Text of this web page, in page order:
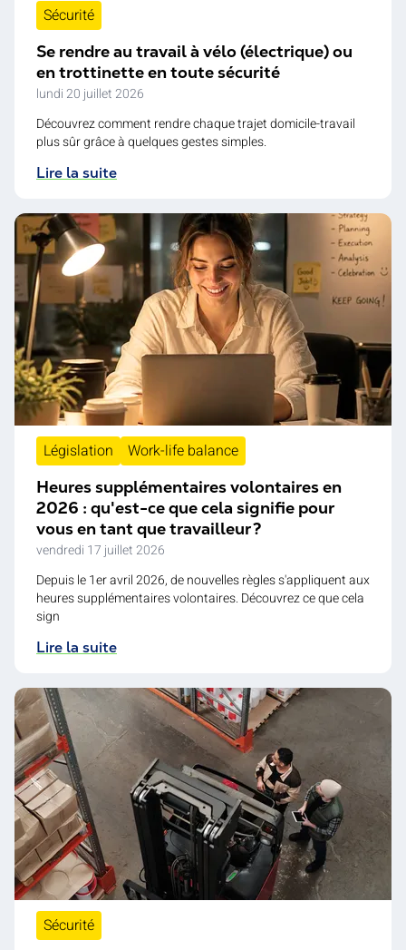
Sécurité
Se rendre au travail à vélo (électrique) ou
en trottinette en toute sécurité
lundi 20 juillet 2026
Découvrez comment rendre chaque trajet domicile-travail
plus sûr grâce à quelques gestes simples.
Lire la suite
Législation Work-life balance
Heures supplémentaires volontaires en
2026 : qu'est-ce que cela signifie pour
vous en tant que travailleur ?
vendredi 17 juillet 2026
Depuis le 1er avril 2026, de nouvelles règles s'appliquent aux
heures supplémentaires volontaires. Découvrez ce que cela
sign
Lire la suite
Sécurité